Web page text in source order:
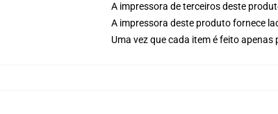
A impressora de terceiros deste
A impressora deste produto fornece
Uma vez que cada item é feito